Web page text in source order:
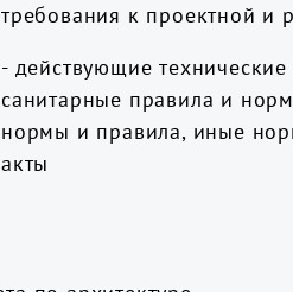
требования к проектной и
- действующие
санитарные правила и
нормы и правила, иные
акты